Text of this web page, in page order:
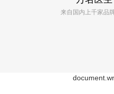
来自国内上千家品